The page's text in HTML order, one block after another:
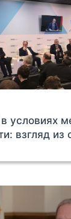
условиях
взгляд из